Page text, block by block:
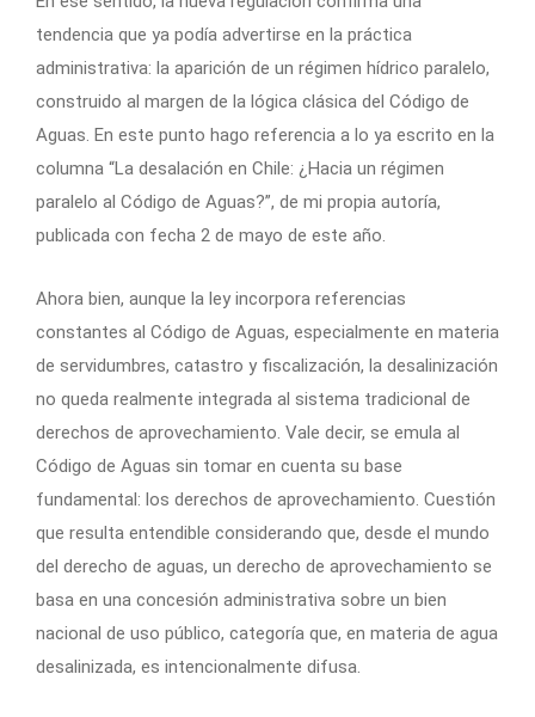
tendencia que ya podía advertirse en la práctica
administrativa: la aparición de un régimen hídrico paralelo,
construido al margen de la lógica clásica del Código de
Aguas. En este punto hago referencia a lo ya escrito en la
columna “La desalación en Chile: ¿Hacia un régimen
paralelo al Código de Aguas?”, de mi propia autoría,
publicada con fecha 2 de mayo de este año.
Ahora bien, aunque la ley incorpora referencias
constantes al Código de Aguas, especialmente en materia
de servidumbres, catastro y fiscalización, la desalinización
no queda realmente integrada al sistema tradicional de
derechos de aprovechamiento. Vale decir, se emula al
Código de Aguas sin tomar en cuenta su base
fundamental: los derechos de aprovechamiento. Cuestión
que resulta entendible considerando que, desde el mundo
del derecho de aguas, un derecho de aprovechamiento se
basa en una concesión administrativa sobre un bien
nacional de uso público, categoría que, en materia de agua
desalinizada, es intencionalmente difusa.